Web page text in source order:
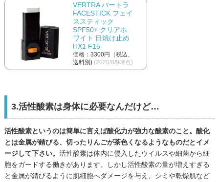
VERTRA バートラ
FACESTICK フェイ
ススティック
SPF50+ クリアホ
ワイト 日焼け止め
HX1 F15
価格：3300円（税込、
送料別) (2020/8/9時点)
3.活性酸素は身体に必要なんだけど…
活性酸素というのは簡単に言えば酸化力が強力な酸素のこと。酸化
とは金属が錆びる、切ったりんごが茶色くなるようなものだとイメ
ージして下さい。 活性酸素は体内に侵入したウイルスや細菌から細
胞をガードする働きがあります。しかし活性酸素の量が増えすぎる
と金属が錆びるように肌細胞へダメージを与え、シミや乾燥肌など